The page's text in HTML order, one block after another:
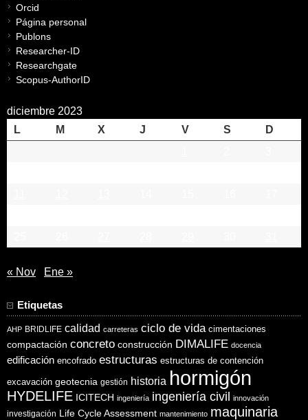
Orcid
Página personal
Publons
Researcher-ID
Researchgate
Scopus-AuthorID
diciembre 2023
L
M X J V S
D
« Nov Ene »
Etiquetas
AHP BRIDLIFE calidad carreteras ciclo de vida cimentaciones
compactación concreto construcción DIMALIFE docencia
edificación encofrado estructuras estructuras de contención
excavación geotecnia gestión historia hormigón
HYDELIFE ICITECH ingeniería ingeniería civil innovación
investigación Life Cycle Assessment mantenimiento maquinaria